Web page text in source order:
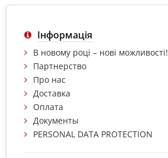
Інформація
В новому році – нові можливості!
Партнерство
Про нас
Доставка
Оплата
Документы
PERSONAL DATA PROTECTION